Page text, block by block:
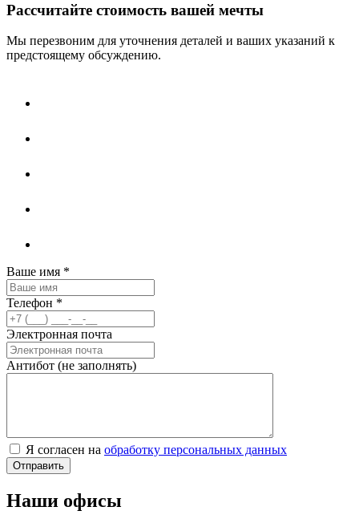
Рассчитайте стоимость вашей мечты
Мы перезвоним для уточнения деталей и ваших указаний к
предстоящему обсуждению.
Ваше имя *
Телефон *
Электронная почта
Антибот (не заполнять)
Я согласен на обработку персональных данных
Наши офисы